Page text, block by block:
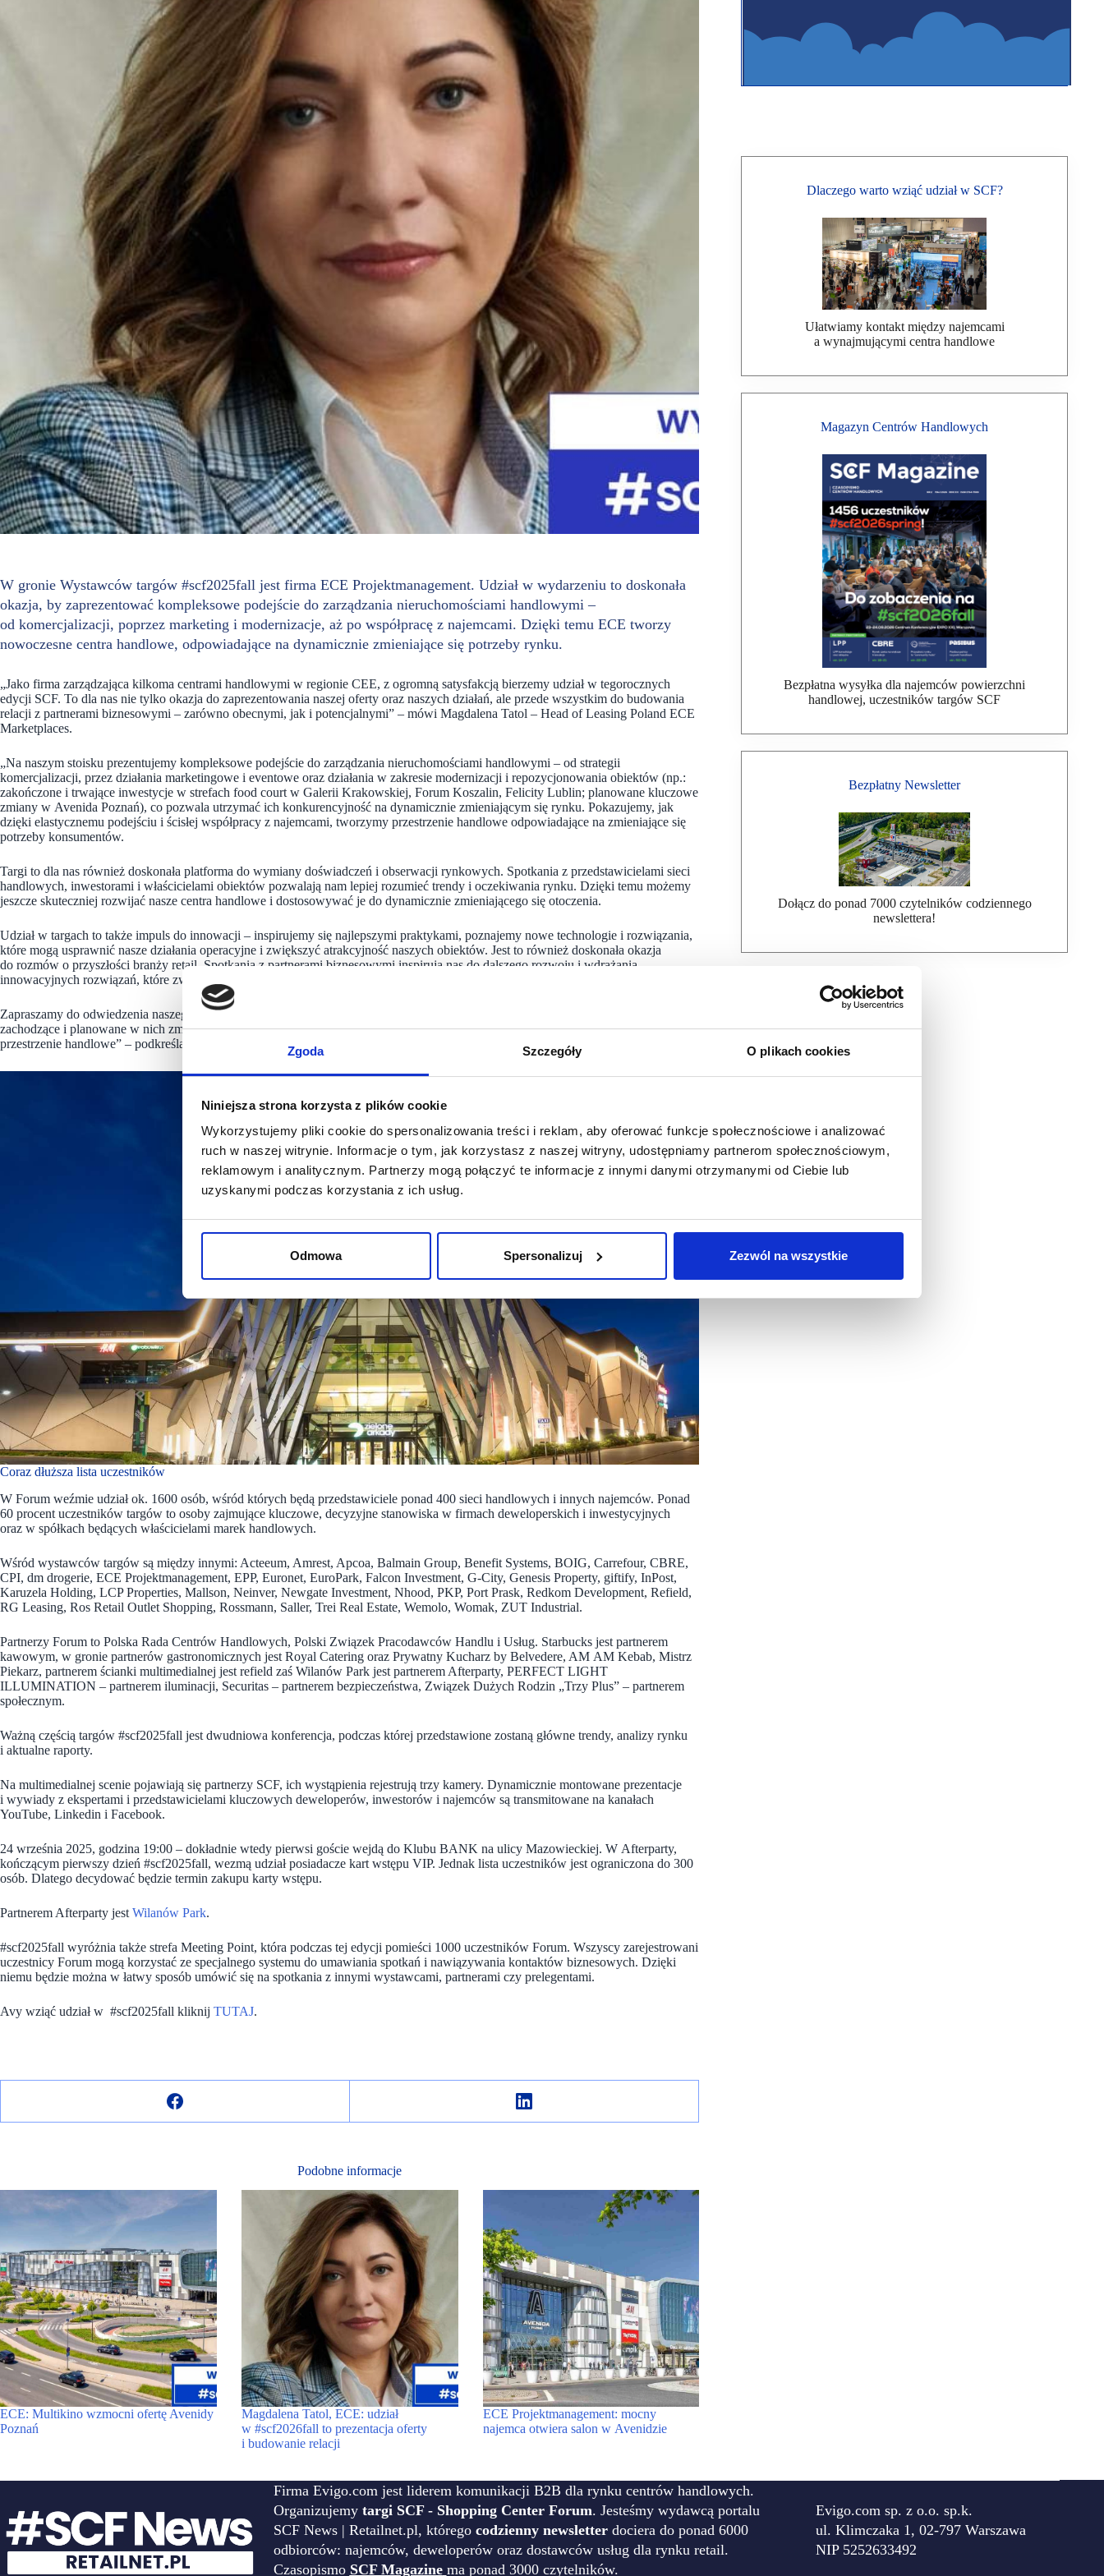
Zgoda Szczegóły O plikach cookies
Niniejsza strona korzysta z plików cookie
Wykorzystujemy pliki cookie do spersonalizowania treści i reklam, aby oferować funkcje społecznościowe i analizować
ruch w naszej witrynie. Informacje o tym, jak korzystasz z naszej witryny, udostępniamy partnerom społecznościowym,
reklamowym i analitycznym. Partnerzy mogą połączyć te informacje z innymi danymi otrzymanymi od Ciebie lub
uzyskanymi podczas korzystania z ich usług.
Odmowa Spersonalizuj Zezwól na wszystkie
W gronie Wystawców targów #scf2025fall jest firma ECE Projektmanagement. Udział w wydarzeniu to doskonała
okazja, by zaprezentować kompleksowe podejście do zarządzania nieruchomościami handlowymi –
od komercjalizacji, poprzez marketing i modernizacje, aż po współpracę z najemcami. Dzięki temu ECE tworzy
nowoczesne centra handlowe, odpowiadające na dynamicznie zmieniające się potrzeby rynku.
„Jako firma zarządzająca kilkoma centrami handlowymi w regionie CEE, z ogromną satysfakcją bierzemy udział w tegorocznych
edycji SCF. To dla nas nie tylko okazja do zaprezentowania naszej oferty oraz naszych działań, ale przede wszystkim do budowania
relacji z partnerami biznesowymi – zarówno obecnymi, jak i potencjalnymi” – mówi Magdalena Tatol – Head of Leasing Poland ECE
Marketplaces.
„Na naszym stoisku prezentujemy kompleksowe podejście do zarządzania nieruchomościami handlowymi – od strategii
komercjalizacji, przez działania marketingowe i eventowe oraz działania w zakresie modernizacji i repozycjonowania obiektów (np.:
zakończone i trwające inwestycje w strefach food court w Galerii Krakowskiej, Forum Koszalin, Felicity Lublin; planowane kluczowe
zmiany w Avenida Poznań), co pozwala utrzymać ich konkurencyjność na dynamicznie zmieniającym się rynku. Pokazujemy, jak
dzięki elastycznemu podejściu i ścisłej współpracy z najemcami, tworzymy przestrzenie handlowe odpowiadające na zmieniające się
potrzeby konsumentów.
Targi to dla nas również doskonała platforma do wymiany doświadczeń i obserwacji rynkowych. Spotkania z przedstawicielami sieci
handlowych, inwestorami i właścicielami obiektów pozwalają nam lepiej rozumieć trendy i oczekiwania rynku. Dzięki temu możemy
jeszcze skuteczniej rozwijać nasze centra handlowe i dostosowywać je do dynamicznie zmieniającego się otoczenia.
Udział w targach to także impuls do innowacji – inspirujemy się najlepszymi praktykami, poznajemy nowe technologie i rozwiązania,
które mogą usprawnić nasze działania operacyjne i zwiększyć atrakcyjność naszych obiektów. Jest to również doskonała okazja
do rozmów o przyszłości branży retail. Spotkania z partnerami biznesowymi inspirują nas do dalszego rozwoju i wdrażania
innowacyjnych rozwiązań, które zwiększają wartość naszych obiektów – zarówno dla klientów, jak i inwestorów.
Zapraszamy do odwiedzenia naszego stoiska – chętnie porozmawiamy o możliwościach współpracy, zaprezentujemy nasze obiekty,
zachodzące i planowane w nich zmiany oraz pokażemy, jak wspólnie możemy tworzyć nowoczesne, przyjazne i efektywne
przestrzenie handlowe” – podkreśla Magdalena Tatol.
Coraz dłuższa lista uczestników
W Forum weźmie udział ok. 1600 osób, wśród których będą przedstawiciele ponad 400 sieci handlowych i innych najemców. Ponad
60 procent uczestników targów to osoby zajmujące kluczowe, decyzyjne stanowiska w firmach deweloperskich i inwestycyjnych
oraz w spółkach będących właścicielami marek handlowych.
Wśród wystawców targów są między innymi: Acteeum, Amrest, Apcoa, Balmain Group, Benefit Systems, BOIG, Carrefour, CBRE,
CPI, dm drogerie, ECE Projektmanagement, EPP, Euronet, EuroPark, Falcon Investment, G-City, Genesis Property, giftify, InPost,
Karuzela Holding, LCP Properties, Mallson, Neinver, Newgate Investment, Nhood, PKP, Port Prask, Redkom Development, Refield,
RG Leasing, Ros Retail Outlet Shopping, Rossmann, Saller, Trei Real Estate, Wemolo, Womak, ZUT Industrial.
Partnerzy Forum to Polska Rada Centrów Handlowych, Polski Związek Pracodawców Handlu i Usług. Starbucks jest partnerem
kawowym, w gronie partnerów gastronomicznych jest Royal Catering oraz Prywatny Kucharz by Belvedere, AM AM Kebab, Mistrz
Piekarz, partnerem ścianki multimedialnej jest refield zaś Wilanów Park jest partnerem Afterparty, PERFECT LIGHT
ILLUMINATION – partnerem iluminacji, Securitas – partnerem bezpieczeństwa, Związek Dużych Rodzin „Trzy Plus” – partnerem
społecznym.
Ważną częścią targów #scf2025fall jest dwudniowa konferencja, podczas której przedstawione zostaną główne trendy, analizy rynku
i aktualne raporty.
Na multimedialnej scenie pojawiają się partnerzy SCF, ich wystąpienia rejestrują trzy kamery. Dynamicznie montowane prezentacje
i wywiady z ekspertami i przedstawicielami kluczowych deweloperów, inwestorów i najemców są transmitowane na kanałach
YouTube, Linkedin i Facebook.
24 września 2025, godzina 19:00 – dokładnie wtedy pierwsi goście wejdą do Klubu BANK na ulicy Mazowieckiej. W Afterparty,
kończącym pierwszy dzień #scf2025fall, wezmą udział posiadacze kart wstępu VIP. Jednak lista uczestników jest ograniczona do 300
osób. Dlatego decydować będzie termin zakupu karty wstępu.
Partnerem Afterparty jest Wilanów Park.
#scf2025fall wyróżnia także strefa Meeting Point, która podczas tej edycji pomieści 1000 uczestników Forum. Wszyscy zarejestrowani
uczestnicy Forum mogą korzystać ze specjalnego systemu do umawiania spotkań i nawiązywania kontaktów biznesowych. Dzięki
niemu będzie można w łatwy sposób umówić się na spotkania z innymi wystawcami, partnerami czy prelegentami.
Avy wziąć udział w #scf2025fall kliknij TUTAJ.
Podobne informacje
ECE: Multikino wzmocni ofertę Avenidy
Poznań
Magdalena Tatol, ECE: udział
w #scf2026fall to prezentacja oferty
i budowanie relacji
ECE Projektmanagement: mocny
najemca otwiera salon w Avenidzie
Dlaczego warto wziąć udział w SCF?
Ułatwiamy kontakt między najemcami
a wynajmującymi centra handlowe
Magazyn Centrów Handlowych
Bezpłatna wysyłka dla najemców powierzchni
handlowej, uczestników targów SCF
Bezpłatny Newsletter
Dołącz do ponad 7000 czytelników codziennego
newslettera!
Firma Evigo.com jest liderem komunikacji B2B dla rynku centrów handlowych.
Organizujemy targi SCF - Shopping Center Forum. Jesteśmy wydawcą portalu
SCF News | Retailnet.pl, którego codzienny newsletter dociera do ponad 6000
odbiorców: najemców, deweloperów oraz dostawców usług dla rynku retail.
Czasopismo SCF Magazine ma ponad 3000 czytelników.
Evigo.com sp. z o.o. sp.k.
ul. Klimczaka 1, 02-797 Warszawa
NIP 5252633492